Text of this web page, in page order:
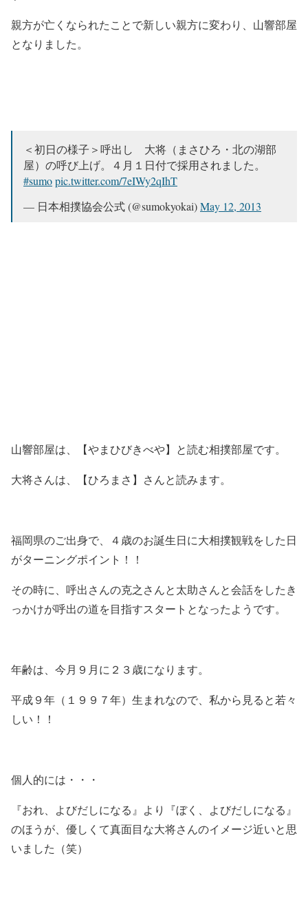
親方が亡くなられたことで新しい親方に変わり、山響部屋
となりました。
＜初日の様子＞呼出し 大将（まさひろ・北の湖部
屋）の呼び上げ。４月１日付で採用されました。
#sumopic.twitter.com/7eIWy2qIhT
— 日本相撲協会公式 (@sumokyokai)May 12, 2013
山響部屋は、【やまひびきべや】と読む相撲部屋です。
大将さんは、【ひろまさ】さんと読みます。
福岡県のご出身で、４歳のお誕生日に大相撲観戦をした日
がターニングポイント！！
その時に、呼出さんの克之さんと太助さんと会話をしたき
っかけが呼出の道を目指すスタートとなったようです。
年齢は、今月９月に２３歳になります。
平成９年（１９９７年）生まれなので、私から見ると若々
しい！！
個人的には・・・
『おれ、よびだしになる』より『ぼく、よびだしになる』
のほうが、優しくて真面目な大将さんのイメージ近いと思
いました（笑）